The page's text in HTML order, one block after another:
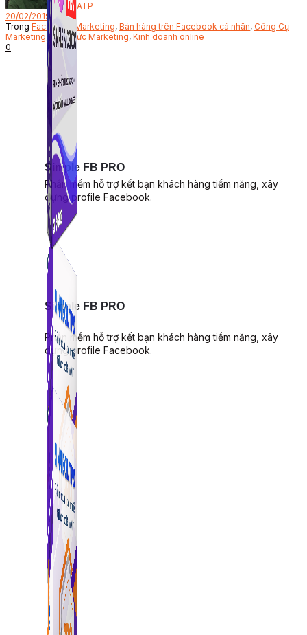
Simple FB PRO
Phần mềm hỗ trợ kết bạn khách hàng tiềm năng, xây
dựng profile Facebook.
Simple FB PRO
Phần mềm hỗ trợ kết bạn khách hàng tiềm năng, xây
dựng profile Facebook.
Bởi ATP
20/02/2019
Trong Facebook Marketing, Bán hàng trên Facebook cá nhân, Công Cụ
Marketing, Kiến thức Marketing, Kinh doanh online
0